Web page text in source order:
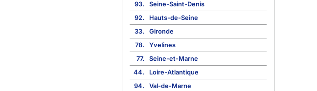
93.
Seine-Saint-Denis
92.
Hauts-de-Seine
33.
Gironde
78.
Yvelines
77.
Seine-et-Marne
44.
Loire-Atlantique
94.
Val-de-Marne